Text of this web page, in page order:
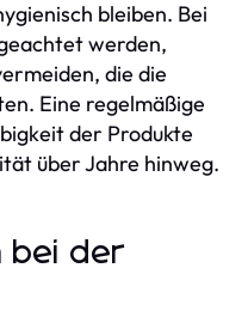
bleiben. Bei
werden,
die die
Eine regelmäßige
der Produkte
über Jahre hinweg.
bei der